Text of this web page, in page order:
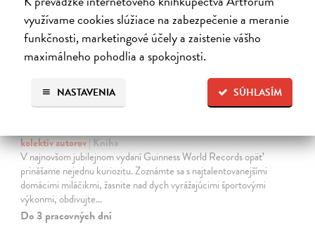
využívame cookies slúžiace na zabezpečenie a meranie
funkčnosti, marketingové účely a zaistenie vášho
maximálneho pohodlia a spokojnosti.
SÚHLASÍM
NASTAVENIA
kolektív autorov| Kniha
V najnovšom jubilejnom vydaní Guinness World Records opäť
prinášame nejednu kuriozitu. Zoznámte sa s najtalentovanejšími
domácimi miláčikmi, žasnite nad dych vyrážajúcimi športovými
výkonmi, obdivujte…
Do 3 pracovných dní